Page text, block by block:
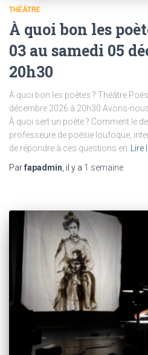
THÉÂTRE
À quoi bon les
03 au samedi 05
20h30
À quoi bon les poètes ? Théâtre
décembre 2026 à 20h30 Avons-
À quoi sert un poète ? Comment le
professeure de poésie loufoque,
de répondre à ces questions en
Lire
Parfapadmin , il y a 1 semaine